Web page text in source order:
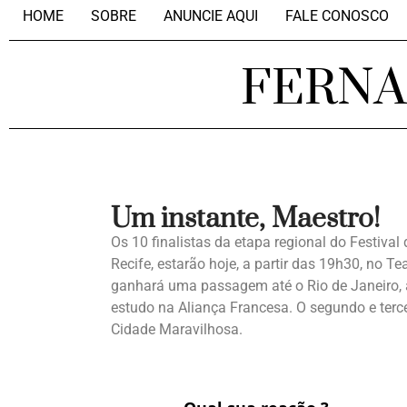
HOME SOBRE ANUNCIE AQUI FALE CONOSCO
Um instante, Maestro!
Os 10 finalistas da etapa regional do
Recife, estarão hoje, a partir das 19h30, no
ganhará uma passagem até o Rio de
estudo na Aliança Francesa. O segundo e
Cidade Maravilhosa.